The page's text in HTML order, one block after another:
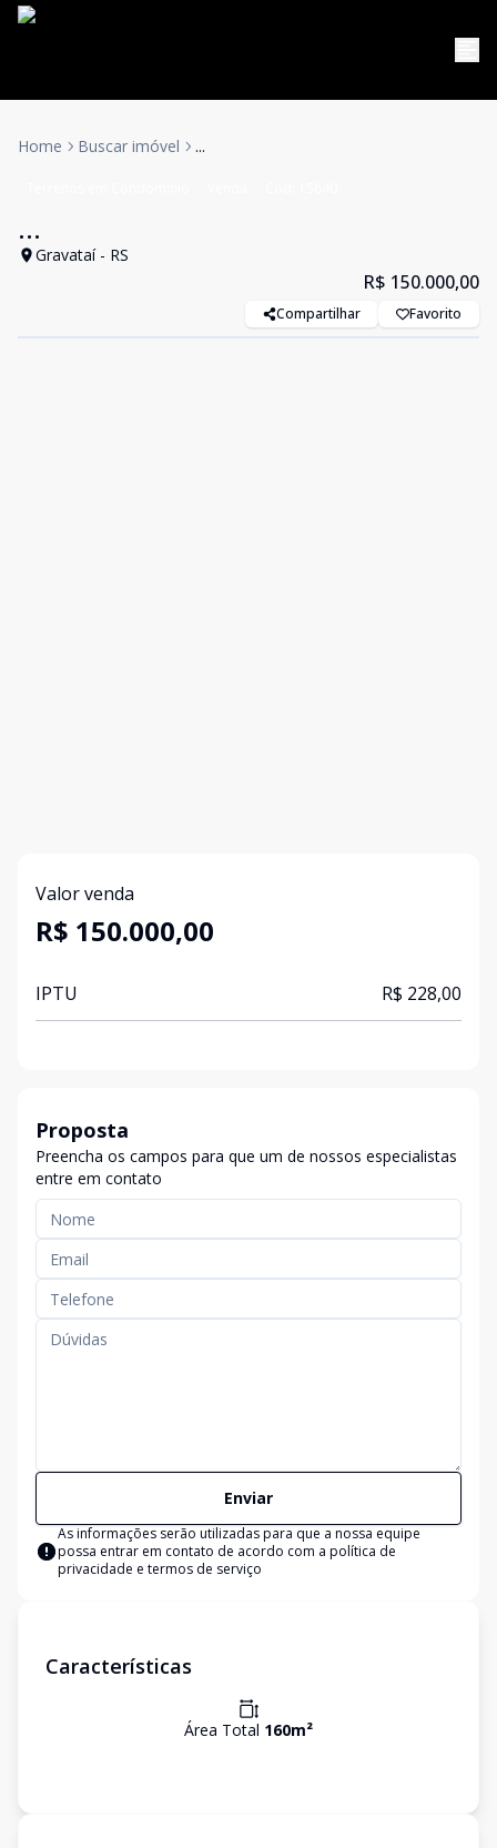
Home Buscar imóvel ...
...
Gravataí - RS
R$ 150.000,00
Compartilhar Favorito
Valor venda
R$ 150.000,00
IPTU R$ 228,00
Proposta
Preencha os campos para que um de nossos especialistas
entre em contato
Enviar
As informações serão utilizadas para que a nossa equipe
possa entrar em contato de acordo com a política de
privacidade e termos de serviço
Características
Área Total 160m²